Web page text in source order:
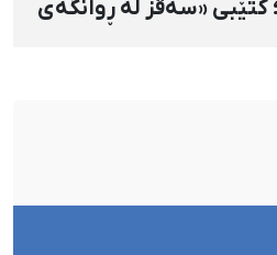
کتێبی «سەقز لە ڕوانگەی